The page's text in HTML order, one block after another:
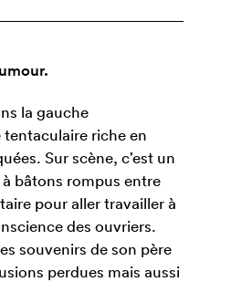
la gauche
tentaculaire riche en
Sur scène, c’est un
bâtons rompus entre
pour aller travailler à
des ouvriers.
souvenirs de son père
perdues mais aussi